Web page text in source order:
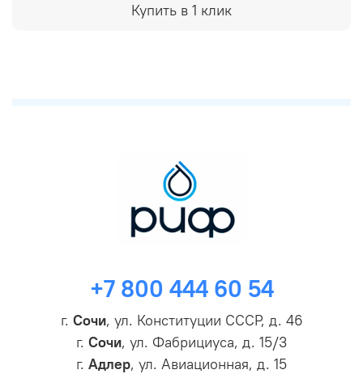
Купить в 1 клик
+7 800 444 60 54
г. Сочи, ул. Конституции СССР, д. 46
г. Сочи, ул. Фабрициуса, д. 15/3
г. Адлер, ул. Авиационная, д. 15